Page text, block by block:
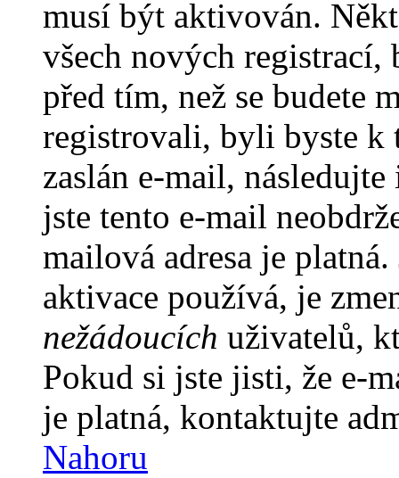
musí být aktivován.
všech nových
před tím, než se budete
registrovali, byli byste k
zaslán e-mail,
jste tento e-mail
mailová adresa je
aktivace používá, je
nežádoucích uživatelů,
Pokud si jste jisti, že e-
je platná, kontaktujte
Nahoru